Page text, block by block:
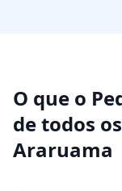
O que o
de todos
Araruama